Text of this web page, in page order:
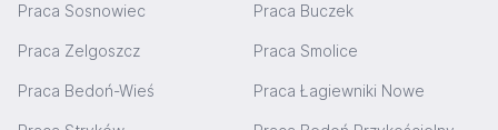
Praca Sosnowiec Praca Buczek
Praca Zelgoszcz Praca Smolice
Praca Bedoń-Wieś Praca Łagiewniki Nowe